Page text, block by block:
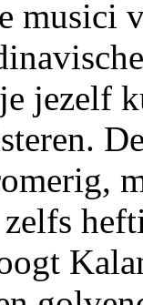
musici
jezelf
zelfs